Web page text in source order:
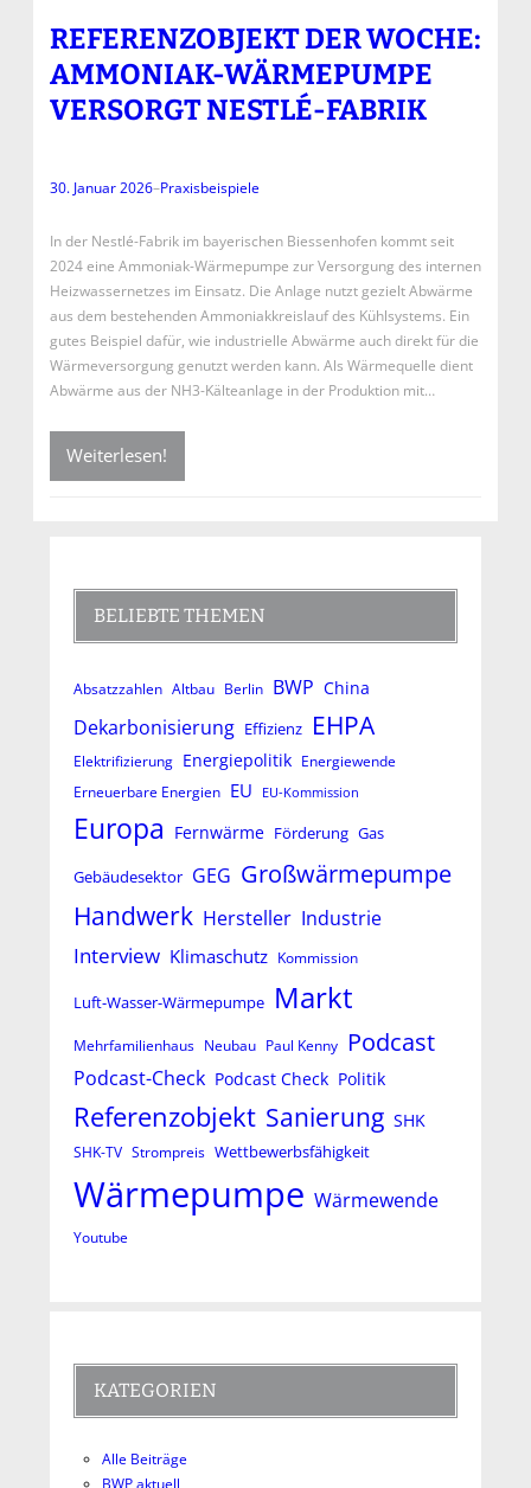
REFERENZOBJEKT DER WOCHE:
AMMONIAK-WÄRMEPUMPE
VERSORGT NESTLÉ-FABRIK
30. Januar 2026–Praxisbeispiele
In der Nestlé-Fabrik im bayerischen Biessenhofen kommt seit
2024 eine Ammoniak-Wärmepumpe zur Versorgung des internen
Heizwassernetzes im Einsatz. Die Anlage nutzt gezielt Abwärme
aus dem bestehenden Ammoniakkreislauf des Kühlsystems. Ein
gutes Beispiel dafür, wie industrielle Abwärme auch direkt für die
Wärmeversorgung genutzt werden kann. Als Wärmequelle dient
Abwärme aus der NH3-Kälteanlage in der Produktion mit…
Weiterlesen!
BELIEBTE THEMEN
Absatzzahlen Altbau Berlin BWP China
Dekarbonisierung Effizienz EHPA
Elektrifizierung Energiepolitik Energiewende
Erneuerbare Energien EU EU-Kommission
Europa Fernwärme Förderung Gas
Gebäudesektor GEG Großwärmepumpe
Handwerk Hersteller Industrie
Interview Klimaschutz Kommission
Luft-Wasser-Wärmepumpe Markt
Mehrfamilienhaus Neubau Paul Kenny Podcast
Podcast-Check Podcast Check Politik
Referenzobjekt Sanierung SHK
SHK-TV Strompreis Wettbewerbsfähigkeit
Wärmepumpe Wärmewende
Youtube
KATEGORIEN
Alle Beiträge